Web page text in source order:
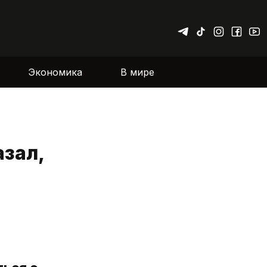
Экономика В мире